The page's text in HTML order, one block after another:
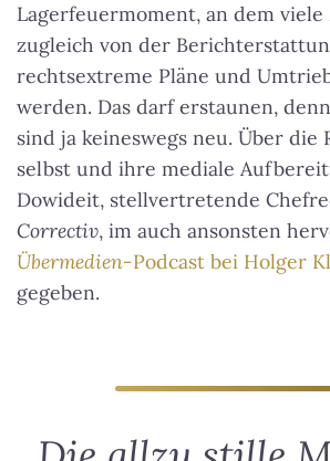
Lagerfeuermoment, an dem viele
zugleich von der
rechtsextreme Pläne und
werden. Das darf erstaunen,
sind ja keineswegs neu. Über die
selbst und ihre mediale
Dowideit, stellvertretende
Correctiv, im auch ansonsten
Übermedien-Podcast bei Holger
gegeben.